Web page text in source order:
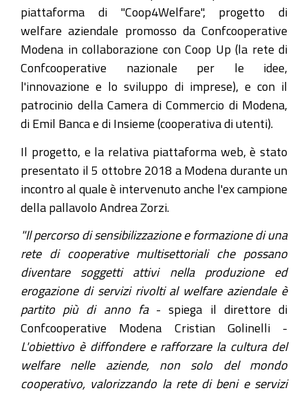
piattaforma di "Coop4Welfare", progetto di
welfare aziendale promosso da Confcooperative
Modena in collaborazione con Coop Up (la rete di
Confcooperative nazionale per le idee,
l'innovazione e lo sviluppo di imprese), e con il
patrocinio della Camera di Commercio di Modena,
di Emil Banca e di Insieme (cooperativa di utenti).
Il progetto, e la relativa piattaforma web, è stato
presentato il 5 ottobre 2018 a Modena durante un
incontro al quale è intervenuto anche l'ex campione
della pallavolo Andrea Zorzi.
"Il percorso di sensibilizzazione e formazione di una
rete di cooperative multisettoriali che possano
diventare soggetti attivi nella produzione ed
erogazione di servizi rivolti al welfare aziendale è
partito più di anno fa- spiega il direttore di
Confcooperative Modena Cristian Golinelli -
L'obiettivo è diffondere e rafforzare la cultura del
welfare nelle aziende, non solo del mondo
cooperativo, valorizzando la rete di beni e servizi